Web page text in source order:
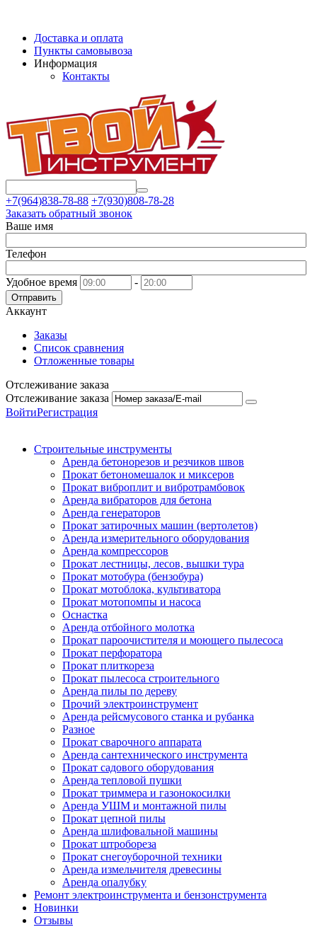
Доставка и оплата
Пункты самовывоза
Информация
Контакты
+7(964)838-78-88 +7(930)808-78-28
Заказать обратный звонок
Ваше имя
Телефон
Удобное время -
Отправить
Аккаунт
Заказы
Список сравнения
Отложенные товары
Отслеживание заказа
Отслеживание заказа
ВойтиРегистрация
Строительные инструменты
Аренда бетонорезов и резчиков швов
Прокат бетономешалок и миксеров
Прокат виброплит и вибротрамбовок
Аренда вибраторов для бетона
Аренда генераторов
Прокат затирочных машин (вертолетов)
Аренда измерительного оборудования
Аренда компрессоров
Прокат лестницы, лесов, вышки тура
Прокат мотобура (бензобура)
Прокат мотоблока, культиватора
Прокат мотопомпы и насоса
Оснастка
Аренда отбойного молотка
Прокат пароочистителя и моющего пылесоса
Прокат перфоратора
Прокат плиткореза
Прокат пылесоса строительного
Аренда пилы по дереву
Прочий электроинструмент
Аренда рейсмусового станка и рубанка
Разное
Прокат сварочного аппарата
Аренда сантехнического инструмента
Прокат садового оборудования
Аренда тепловой пушки
Прокат триммера и газонокосилки
Аренда УШМ и монтажной пилы
Прокат цепной пилы
Аренда шлифовальной машины
Прокат штробореза
Прокат снегоуборочной техники
Аренда измельчителя древесины
Аренда опалубку
Ремонт электроинструмента и бензонструмента
Новинки
Отзывы